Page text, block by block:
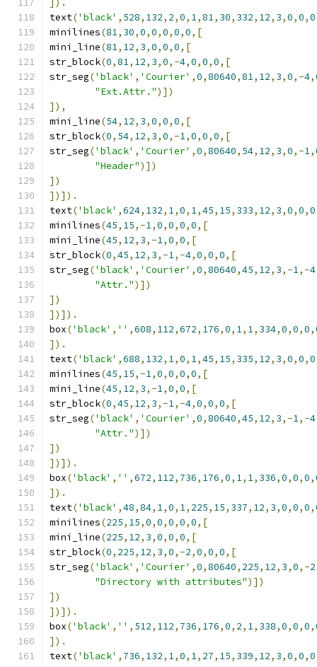
]).
text('black' , 528, 132, 2,0, 1,81, 30, 332, 12, 3,0,0,0
minilines(81, 30,0,0,0,0,0,[
mini_line(81, 12, 3,0,0,0,[
str_block(0,81, 12, 3,0,-4,0,0,0,[
str_seg('black' , 'Courier' ,0,80640,81, 12, 3,0,-4,
"Ext.Attr.")])
]),
mini_line(54, 12, 3,0,0,0,[
str_block(0, 54, 12, 3,0,-1,0,0,0,[
str_seg('black' , 'Courier' ,0,80640, 54, 12, 3,0,-1,
"Header")])
])
])]).
text('black' ,624, 132, 1,0, 1,45, 15, 333, 12, 3,0,0,0
minilines(45, 15,-1,0,0,0,0,[
mini_line(45, 12, 3,-1,0,0,[
str_block(0,45, 12, 3,-1,-4,0,0,0,[
str_seg('black' , 'Courier' ,0,80640,45, 12, 3,-1,-4
"Attr.")])
])
])]).
box('black' , '' ,608, 112,672, 176,0, 1, 1, 334,0,0,0,
]).
text('black' ,688, 132, 1,0, 1,45, 15, 335, 12, 3,0,0,0
minilines(45, 15,-1,0,0,0,0,[
mini_line(45, 12, 3,-1,0,0,[
str_block(0,45, 12, 3,-1,-4,0,0,0,[
str_seg('black' , 'Courier' ,0,80640,45, 12, 3,-1,-4
"Attr.")])
])
])]).
box('black' , '' ,672, 112, 736, 176,0, 1, 1, 336,0,0,0,
]).
text('black' ,48,84, 1,0, 1, 225, 15, 337, 12, 3,0,0,0,
minilines(225, 15,0,0,0,0,0,[
mini_line(225, 12, 3,0,0,0,[
str_block(0, 225, 12, 3,0,-2,0,0,0,[
str_seg('black' , 'Courier' ,0,80640, 225, 12, 3,0,-2
"Directory with attributes")])
])
])]).
box('black' , '' , 512, 112, 736, 176,0, 2, 1, 338,0,0,0,
]).
text('black' , 736, 132, 1,0, 1, 27, 15, 339, 12, 3,0,0,0